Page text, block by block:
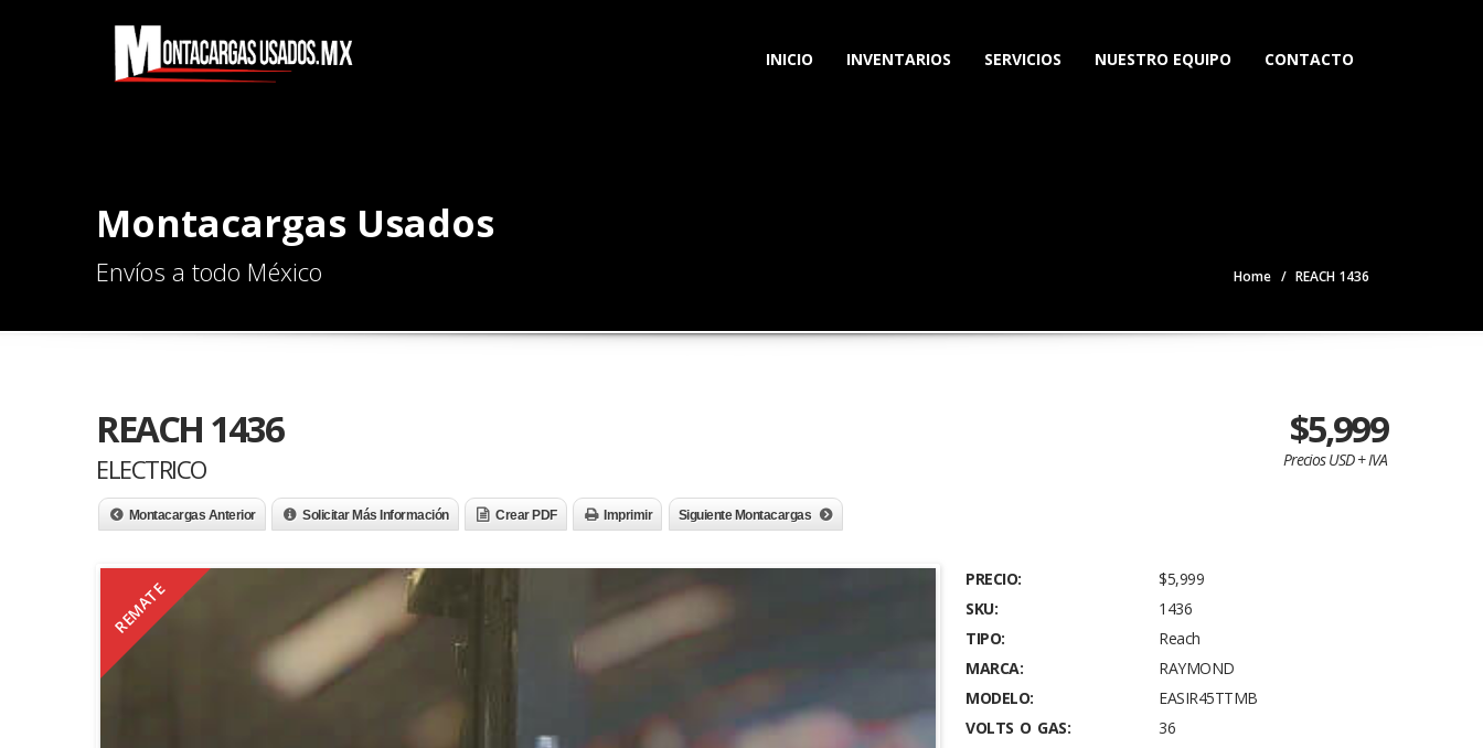
INICIO INVENTARIOS SERVICIOS NUESTRO EQUIPO CONTACTO
Montacargas Usados
Envíos a todo México Home REACH 1436
REACH 1436
ELECTRICO
$5,999
Precios USD + IVA
Montacargas Anterior Solicitar Más Información Crear PDF Imprimir Siguiente Montacargas
REMATE PRECIO:
$5,999
SKU:
1436
TIPO:
Reach
MARCA:
RAYMOND
MODELO:
EASIR45TTMB
VOLTS O GAS:
36